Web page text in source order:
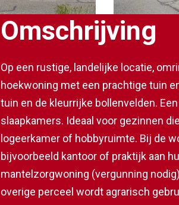
Omschrijving
Op een rustige, landelijke locatie,
hoekwoning met een prachtige tuin
tuin en de kleurrijke bollenvelden.
slaapkamers. Ideaal voor gezinnen
logeerkamer of hobbyruimte. Bij de
bijvoorbeeld kantoor of praktijk aan
mantelzorgwoning (vergunning
overige perceel wordt agrarisch